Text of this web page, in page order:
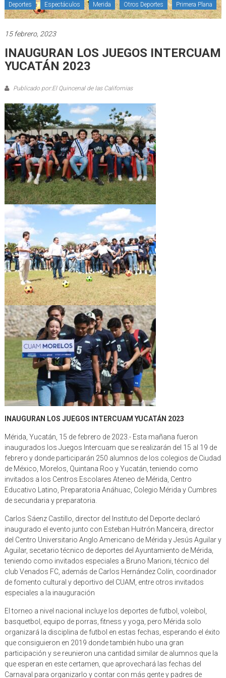
Deportes Espectáculos Merida Otros Deportes Primera Plana
15 febrero, 2023
INAUGURAN LOS JUEGOS INTERCUAM
YUCATÁN 2023
Publicado por:El Quincenal de las Californias
INAUGURAN LOS JUEGOS INTERCUAM YUCATÁN 2023
Mérida, Yucatán, 15 de febrero de 2023.- Esta mañana fueron
inaugurados los Juegos Intercuam que se realizarán del 15 al 19 de
febrero y donde participarán 250 alumnos de los colegios de Ciudad
de México, Morelos, Quintana Roo y Yucatán, teniendo como
invitados a los Centros Escolares Ateneo de Mérida, Centro
Educativo Latino, Preparatoria Anáhuac, Colegio Mérida y Cumbres
de secundaria y preparatoria.
Carlos Sáenz Castillo, director del Instituto del Deporte declaró
inaugurado el evento junto con Esteban Huitrón Manceira, director
del Centro Universitario Anglo Americano de Mérida y Jesús Aguilar y
Aguilar, secetario técnico de deportes del Ayuntamiento de Mérida,
teniendo como invitados especiales a Bruno Marioni, técnico del
club Venados FC, además de Carlos Hernández Colín, coordinador
de fomento cultural y deportivo del CUAM, entre otros invitados
especiales a la inauguración
El torneo a nivel nacional incluye los deportes de futbol, voleibol,
basquetbol, equipo de porras, fitness y yoga, pero Mérida solo
organizará la disciplina de futbol en estas fechas, esperando el éxito
que consiguieron en 2019 donde también hubo una gran
participación y se reunieron una cantidad similar de alumnos que la
que esperan en este certamen, que aprovechará las fechas del
Carnaval para organizarlo y contar con más gente y padres de